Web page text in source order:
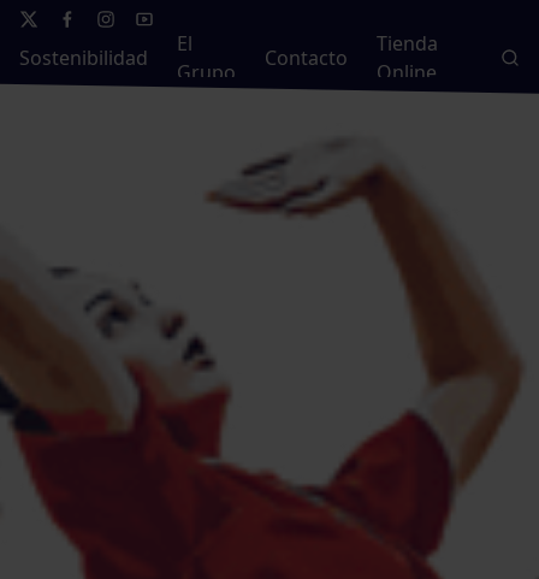
Sostenibilidad
El
Grupo
Contacto
Tienda
Online